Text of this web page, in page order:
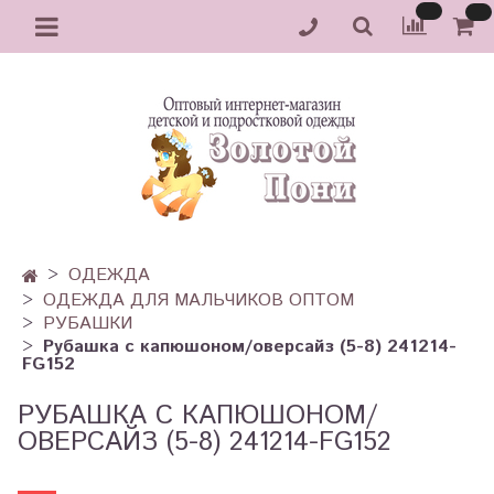
ОДЕЖДА
ОДЕЖДА ДЛЯ МАЛЬЧИКОВ ОПТОМ
РУБАШКИ
Рубашка с капюшоном/оверсайз (5-8) 241214-
FG152
РУБАШКА С КАПЮШОНОМ/
ОВЕРСАЙЗ (5-8) 241214-FG152